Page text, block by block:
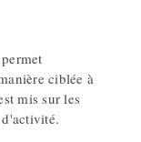
ciblée à
mis sur les